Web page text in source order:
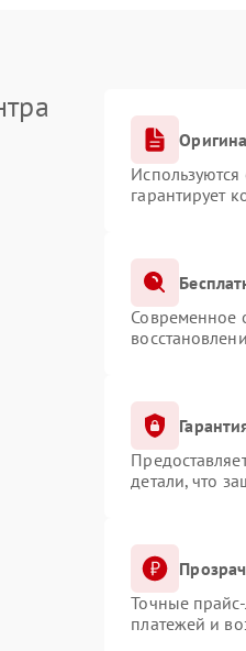
гарантирует
Современное
детали, что
Точные
платежей и